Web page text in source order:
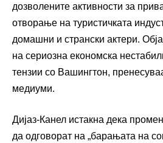
дозволените активности за
отворање на туристичката
домашни и странски актери.
на сериозна економска
тензии со Вашингтон,
медиуми.
Дијаз-Канел истакна дека
да одговорат на „барањата на